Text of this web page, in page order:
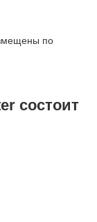
по
состоит